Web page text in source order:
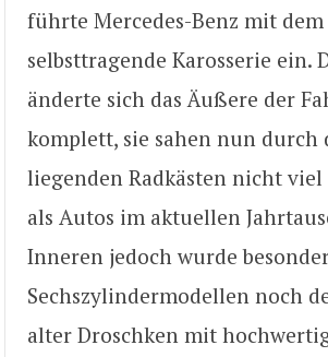
führte Mercedes-Benz mit
selbsttragende Karosserie ein.
änderte sich das Äußere der
komplett, sie sahen nun durch
liegenden Radkästen nicht viel
als Autos im aktuellen
Inneren jedoch wurde
Sechszylindermodellen noch
alter Droschken mit